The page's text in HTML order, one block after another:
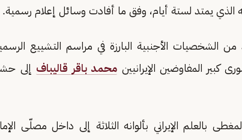
الذي يمتد لستة أيام، وفق ما أفادت وسائل إعلام رسمية.
الأجنبية البارزة في مراسم التشييع
المفاوضين الإيرانيين محمد باقر قاليباف إلى
الإيراني بألوانه الثلاثة إلى داخل مصلّى